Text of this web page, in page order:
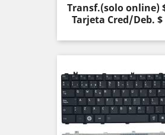
Precio
Transf.(solo online)
Tarjeta Cred/Deb. $